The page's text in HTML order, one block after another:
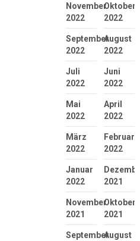
November
2022
Oktober
2022
September
2022
August
2022
Juli
2022
Juni
2022
Mai
2022
April
2022
März
2022
Februar
2022
Januar
2022
2021
November
2021
Oktober
2021
SeptemberAugust